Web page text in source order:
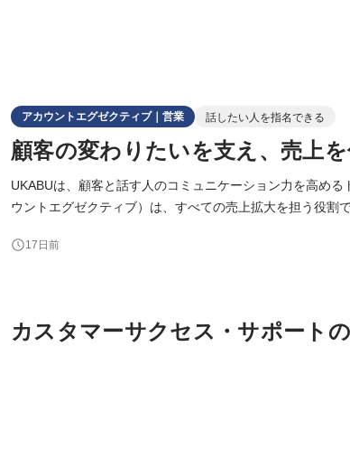
アカウントエグゼクティブ｜営業 話したい人を指名できる
顧客の変わりたいを支え、売上
UKABUは、顧客と話す人のコミュニケーション力を高めるトーク支援ツール
ウントエグゼクティブ）は、すべての売上拡大を担う役割です。 具体的には、新規顧客の商談実施から
17日前
カスタマーサクセス・サポート